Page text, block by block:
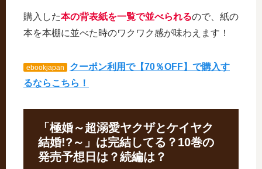
購入した本の背表紙を一覧で並べられるので、紙の
本を本棚に並べた時のワクワク感が味わえます！
ebookjapan
クーポン利用で【70％OFF】で購入す
るならこちら！
「極婚～超溺愛ヤクザとケイヤク
結婚!?～」は完結してる？10巻の
発売予想日は？続編は？